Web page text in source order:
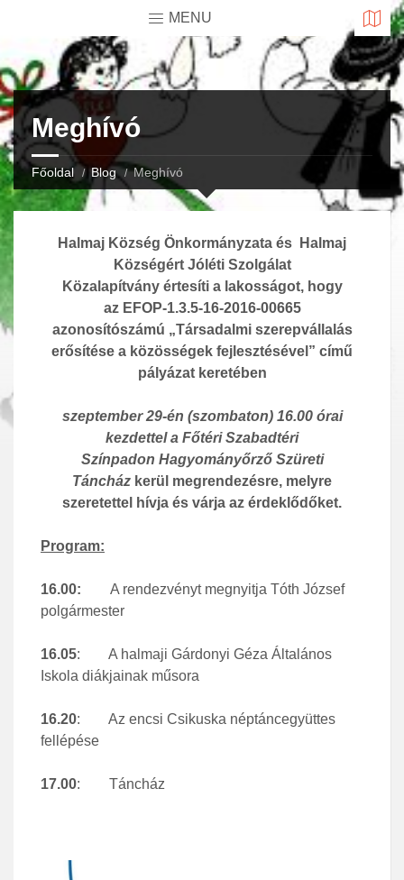
MENU
Meghívó
Főoldal Blog Meghívó
Halmaj Község Önkormányzata és
Halmaj
Községért Jóléti Szolgálat
Közalapítvány értesíti a lakosságot, hogy
az EFOP-1.3.5-16-2016-00665
azonosítószámú „Társadalmi szerepvállalás
erősítése a közösségek fejlesztésével” című
pályázat keretében
szeptember 29-én (szombaton) 16.00 órai
kezdettela Főtéri Szabadtéri
Színpadon Hagyományőrző Szüreti
Táncház kerül megrendezésre, melyre
szeretettel hívja és várja az érdeklődőket.
Program:
16.00: A rendezvényt megnyitja Tóth József
polgármester
16.05: A halmaji Gárdonyi Géza Általános
Iskola diákjainak műsora
16.20: Az encsi Csikuska néptáncegyüttes
fellépése
17.00: Táncház